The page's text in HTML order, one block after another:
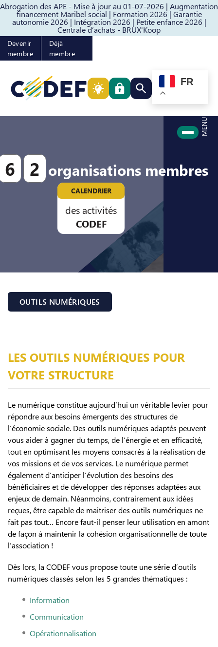
Abrogation des APE - Mise à jour au 01-07-2026 | Augmentation
financement Maribel social | Formation 2026 | Garantie
autonomie 2026 | Intégration 2026 | Petite enfance 2026 |
Centrale d’achats - BRUX'Koop
Passer au contenuPasser au pied de page
Devenir
membre
Déjà
membre
Rechercher quelque
FR
MENU
6 2 organisations membres
CALENDRIER
des activités
CODEF
OUTILS NUMÉRIQUES
LES OUTILS NUMÉRIQUES POUR
VOTRE STRUCTURE
Le numérique constitue aujourd’hui un véritable levier pour
répondre aux besoins émergents des structures de
l’économie sociale. Des outils numériques adaptés peuvent
vous aider à gagner du temps, de l’énergie et en efficacité,
tout en optimisant les moyens consacrés à la réalisation de
vos missions et de vos services. Le numérique permet
également d’anticiper l’évolution des besoins des
bénéficiaires et de développer des réponses adaptées aux
enjeux de demain. Néanmoins, contrairement aux idées
reçues, être capable de maitriser des outils numériques ne
fait pas tout… Encore faut-il penser leur utilisation en amont
de façon à maintenir la cohésion organisationnelle de toute
l’association !
Dès lors, la CODEF vous propose toute une série d’outils
numériques classés selon les 5 grandes thématiques :
Information
Communication
Opérationnalisation